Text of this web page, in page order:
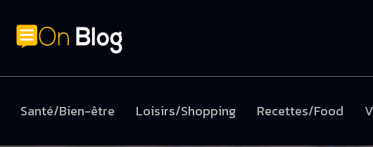
Santé/Bien-être Loisirs/Shopping Recettes/Food